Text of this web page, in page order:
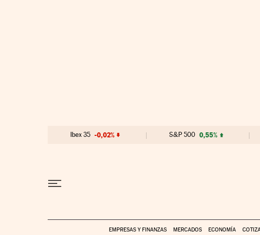
Ibex 35 -0,02% S&P 500 0,55%
EMPRESAS Y FINANZAS MERCADOS ECONOMÍA